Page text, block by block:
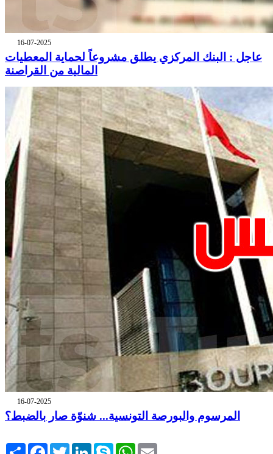
16-07-2025
عاجل : البنك المركزي يطلق مشروعاً لحماية المعطيات
المالية من القراصنة
16-07-2025
المرسوم والبورصة التونسية... شنوّة صار بالضبط؟
Share FacebookTwitterLinkedInSkype WhatsApp